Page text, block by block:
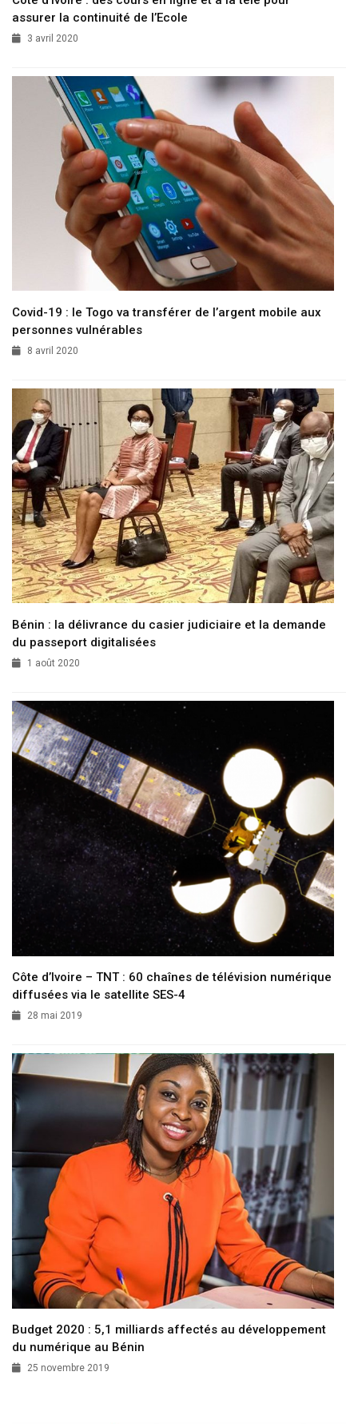
assurer la continuité de l’Ecole
3 avril 2020
Covid-19 : le Togo va transférer de l’argent mobile aux
personnes vulnérables
8 avril 2020
Bénin : la délivrance du casier judiciaire et la demande
du passeport digitalisées
1 août 2020
Côte d’Ivoire – TNT : 60 chaînes de télévision numérique
diffusées via le satellite SES-4
28 mai 2019
Budget 2020 : 5,1 milliards affectés au développement
du numérique au Bénin
25 novembre 2019